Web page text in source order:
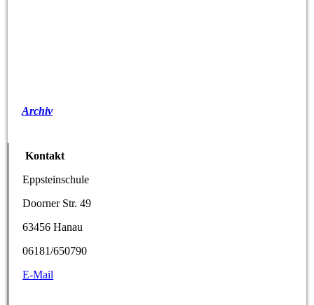
Archiv
Kontakt
Eppsteinschule
Doorner Str. 49
63456 Hanau
06181/650790
E-Mail